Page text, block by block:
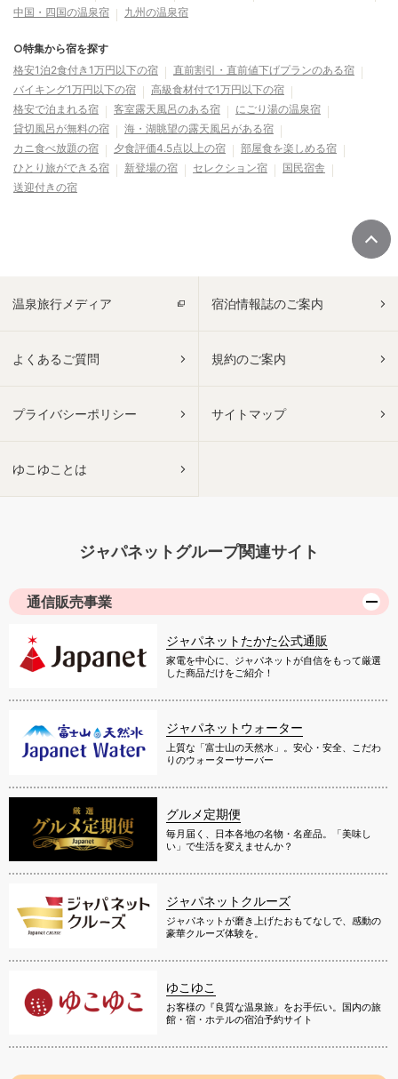
中国・四国の温泉宿 九州の温泉宿
○特集から宿を探す
格安1泊2食付き1万円以下の宿
直前割引・直前値下げプランのある宿
バイキング1万円以下の宿
高級食材付で1万円以下の宿
格安で泊まれる宿
客室露天風呂のある宿
にごり湯の温泉宿
貸切風呂が無料の宿
海・湖眺望の露天風呂がある宿
カニ食べ放題の宿
夕食評価4.5点以上の宿
部屋食を楽しめる宿
ひとり旅ができる宿
新登場の宿 セレクション宿
国民宿舎
送迎付きの宿
温泉旅行メディア 宿泊情報誌のご案内
よくあるご質問 規約のご案内
プライバシーポリシー サイトマップ
ゆこゆことは
ジャパネットグループ関連サイト
通信販売事業
ジャパネットたかた公式通販
家電を中心に、ジャパネットが自信をもって厳選
した商品だけをご紹介！
ジャパネットウォーター
上質な「富士山の天然水」。安心・安全、こだわ
りのウォーターサーバー
グルメ定期便
毎月届く、日本各地の名物・名産品。「美味し
い」で生活を変えませんか？
ジャパネットクルーズ
ジャパネットが磨き上げたおもてなしで、感動の
豪華クルーズ体験を。
ゆこゆこ
お客様の『良質な温泉旅』をお手伝い。国内の旅
館・宿・ホテルの宿泊予約サイト